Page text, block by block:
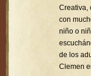
Creativa,
con
niño o
de los
Clemen